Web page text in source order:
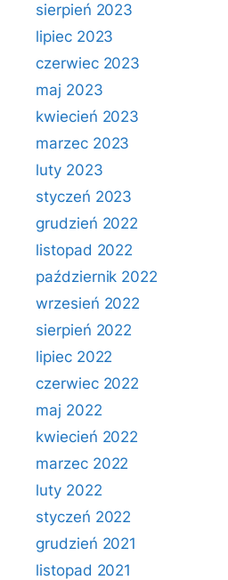
sierpień 2023
lipiec 2023
czerwiec 2023
maj 2023
kwiecień 2023
marzec 2023
luty 2023
styczeń 2023
grudzień 2022
listopad 2022
październik 2022
wrzesień 2022
sierpień 2022
lipiec 2022
czerwiec 2022
maj 2022
kwiecień 2022
marzec 2022
luty 2022
styczeń 2022
grudzień 2021
listopad 2021